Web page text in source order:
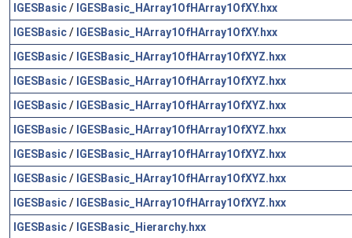
IGESBasic/ IGESBasic_HArray1OfHArray1OfXY.hxx
IGESBasic/ IGESBasic_HArray1OfHArray1OfXY.hxx
IGESBasic/ IGESBasic_HArray1OfHArray1OfXYZ.hxx
IGESBasic/ IGESBasic_HArray1OfHArray1OfXYZ.hxx
IGESBasic/ IGESBasic_HArray1OfHArray1OfXYZ.hxx
IGESBasic/ IGESBasic_HArray1OfHArray1OfXYZ.hxx
IGESBasic/ IGESBasic_HArray1OfHArray1OfXYZ.hxx
IGESBasic/ IGESBasic_HArray1OfHArray1OfXYZ.hxx
IGESBasic/ IGESBasic_HArray1OfHArray1OfXYZ.hxx
IGESBasic/ IGESBasic_Hierarchy.hxx